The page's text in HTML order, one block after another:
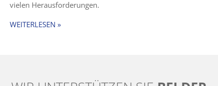
vielen Herausforderungen.
WEITERLESEN »